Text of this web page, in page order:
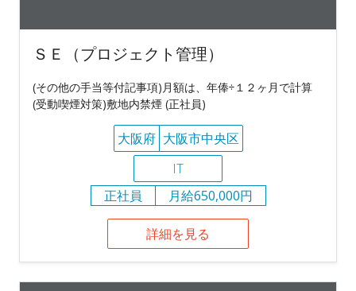
ＳＥ（プロジェクト管理）
(その他の手当等付記事項)月額は、年俸÷１２ヶ月で計算
(受動喫煙対策)敷地内禁煙 (正社員)
大阪府 大阪市中央区
IT
正社員
月給650,000円
詳細を見る